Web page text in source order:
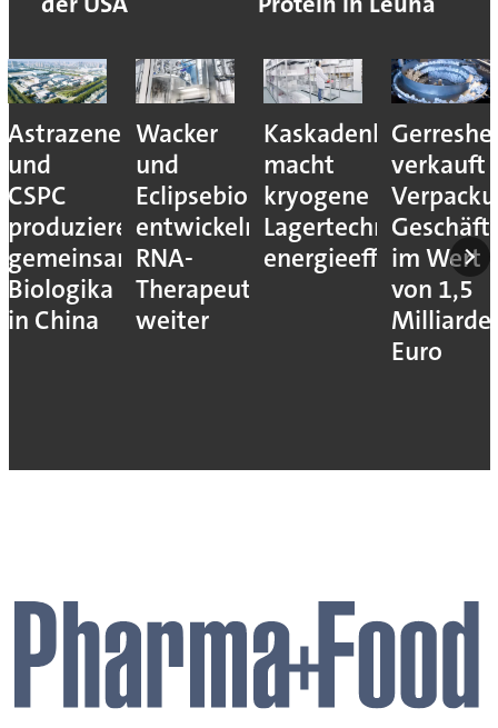
Astrazeneca
und
CSPC
produzieren
gemeinsam
Biologika
in China
Wacker
und
Eclipsebio
entwickeln
RNA-
Therapeutika
weiter
Kaskadenkonzept
macht
kryogene
Lagertechnik
energieeffizienter
verkauft
im Wert
von 1,5
Euro